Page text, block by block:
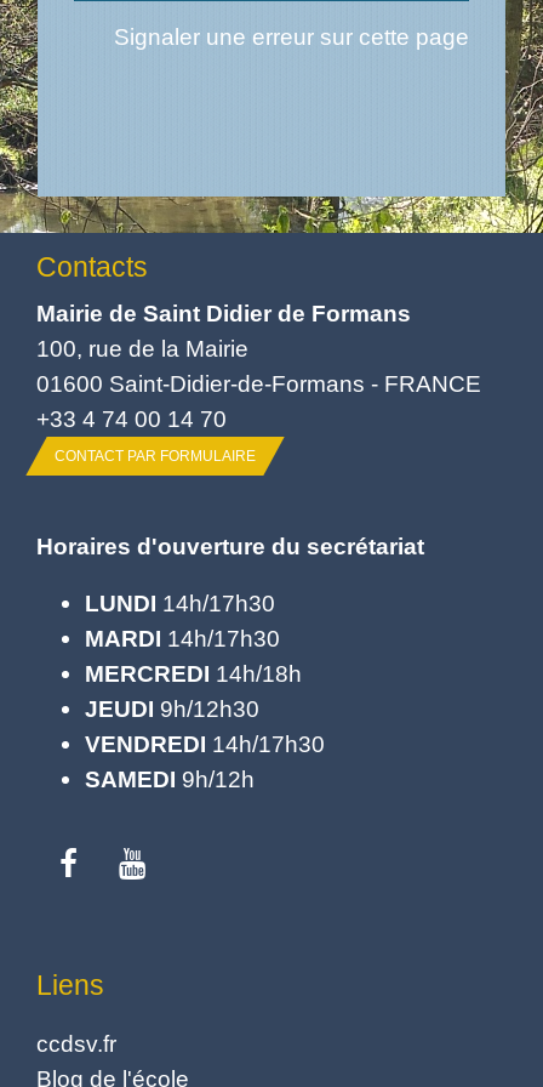
Signaler une erreur sur cette page
Contacts
Mairie de Saint Didier de Formans
100, rue de la Mairie
01600 Saint-Didier-de-Formans - FRANCE
+33 4 74 00 14 70
CONTACT PAR FORMULAIRE
Horaires d'ouverture du secrétariat
LUNDI 14h/17h30
MARDI 14h/17h30
MERCREDI 14h/18h
JEUDI 9h/12h30
VENDREDI 14h/17h30
SAMEDI 9h/12h
Liens
ccdsv.fr
Blog de l'école